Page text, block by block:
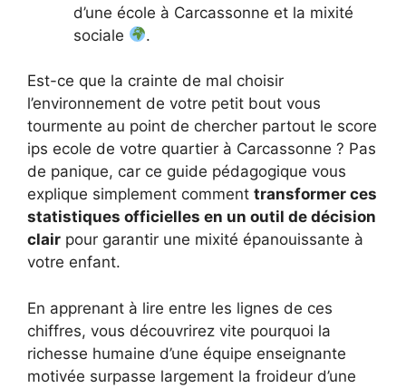
d’une école à Carcassonne et la mixité
sociale
.
Est-ce que la crainte de mal choisir
l’environnement de votre petit bout vous
tourmente au point de chercher partout le score
ips ecole de votre quartier à Carcassonne ? Pas
de panique, car ce guide pédagogique vous
explique simplement comment transformer ces
statistiques officielles en un outil de décision
clair pour garantir une mixité épanouissante à
votre enfant.
En apprenant à lire entre les lignes de ces
chiffres, vous découvrirez vite pourquoi la
richesse humaine d’une équipe enseignante
motivée surpasse largement la froideur d’une